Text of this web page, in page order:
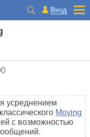
Вход
усреднением
Moving
с возможностью